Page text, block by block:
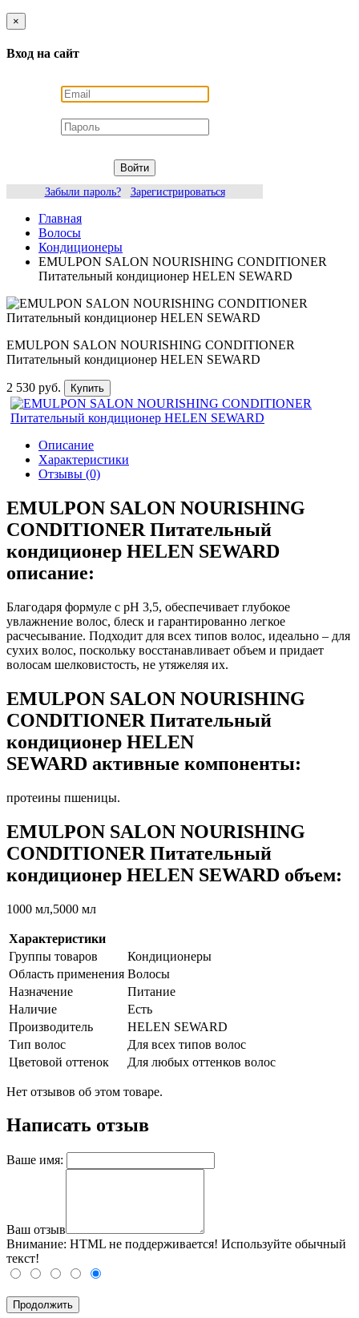
×
Вход на сайт
Войти
Забыли пароль?
Зарегистрироваться
Главная
Волосы
Кондиционеры
EMULPON SALON NOURISHING CONDITIONER
Питательный кондиционер HELEN SEWARD
EMULPON SALON NOURISHING CONDITIONER
Питательный кондиционер HELEN SEWARD
2 530 руб. Купить
Описание
Характеристики
Отзывы (0)
EMULPON SALON NOURISHING
CONDITIONER Питательный
кондиционер HELEN SEWARD
описание:
Благодаря формуле с рН 3,5, обеспечивает глубокое
увлажнение волос, блеск и гарантированно легкое
расчесывание. Подходит для всех типов волос, идеально – для
сухих волос, поскольку восстанавливает объем и придает
волосам шелковистость, не утяжеляя их.
EMULPON SALON NOURISHING
CONDITIONER Питательный
кондиционер HELEN
SEWARD активные компоненты:
протеины пшеницы.
EMULPON SALON NOURISHING
CONDITIONER Питательный
кондиционер HELEN SEWARD объем:
1000 мл,5000 мл
Характеристики
Группы товаров
Кондиционеры
Область применения Волосы
Назначение
Питание
Наличие
Есть
Производитель
HELEN SEWARD
Тип волос
Для всех типов волос
Цветовой оттенок
Для любых оттенков волос
Нет отзывов об этом товаре.
Написать отзыв
Ваше имя:
Ваш отзыв
Внимание: HTML не поддерживается! Используйте обычный
текст!
Продолжить